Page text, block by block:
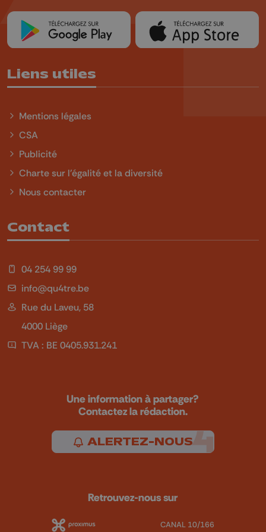
Liens utiles
Mentions légales
CSA
Publicité
Charte sur l'égalité et la diversité
Nous contacter
Contact
04 254 99 99
info@qu4tre.be
Rue du Laveu, 58
4000 Liège
TVA : BE 0405.931.241
Une information à partager?
Contactez la rédaction.
ALERTEZ-NOUS
Retrouvez-nous sur
CANAL 10/166